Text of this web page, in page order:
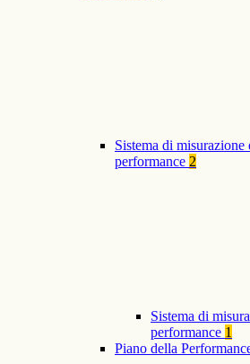
Sistema di misurazione
performance 2
Sistema di
performance 1
Piano della